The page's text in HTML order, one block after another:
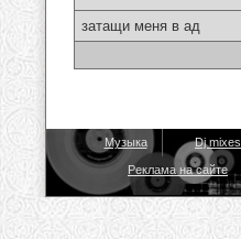
затащи меня в ад
Музыка Dj mixes
Реклама на сайте